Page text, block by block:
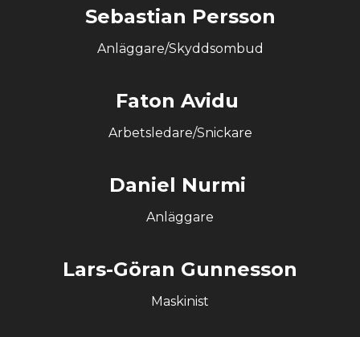
Sebastian Persson
Anläggare/Skyddsombud
Faton Avidu
Arbetsledare/Snickare
Daniel Nurmi
Anläggare
Lars-Göran Gunnesson
Maskinist